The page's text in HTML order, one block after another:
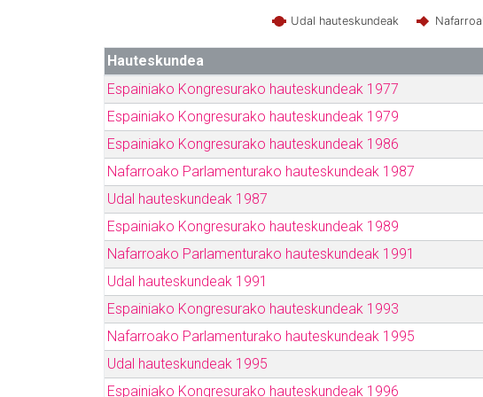
Udal hauteskundeak
Hauteskundea
Espainiako Kongresurako hauteskundeak 1977
Espainiako Kongresurako hauteskundeak 1979
Espainiako Kongresurako hauteskundeak 1986
Nafarroako Parlamenturako hauteskundeak 1987
Udal hauteskundeak 1987
Espainiako Kongresurako hauteskundeak 1989
Nafarroako Parlamenturako hauteskundeak 1991
Udal hauteskundeak 1991
Espainiako Kongresurako hauteskundeak 1993
Nafarroako Parlamenturako hauteskundeak 1995
Udal hauteskundeak 1995
Espainiako Kongresurako hauteskundeak 1996